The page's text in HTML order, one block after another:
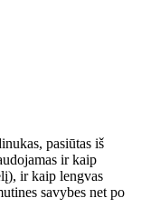
pasiūtas iš
ir kaip
ir kaip lengvas
savybes net po